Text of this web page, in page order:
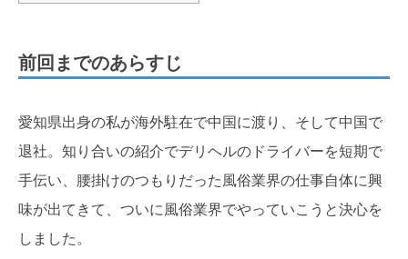
前回までのあらすじ
愛知県出身の私が海外駐在で中国に渡り、そして中国で
退社。知り合いの紹介でデリヘルのドライバーを短期で
手伝い、腰掛けのつもりだった風俗業界の仕事自体に興
味が出てきて、ついに風俗業界でやっていこうと決心を
しました。